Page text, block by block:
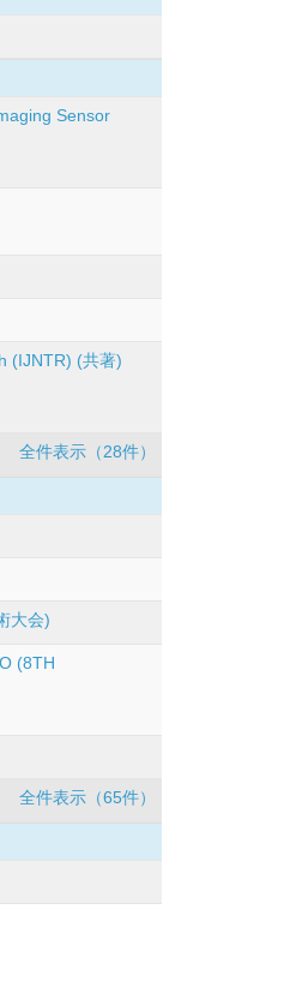
Sensor
(IJNTR) (共著)
全件表示（28件）
大会)
(8TH
全件表示（65件）